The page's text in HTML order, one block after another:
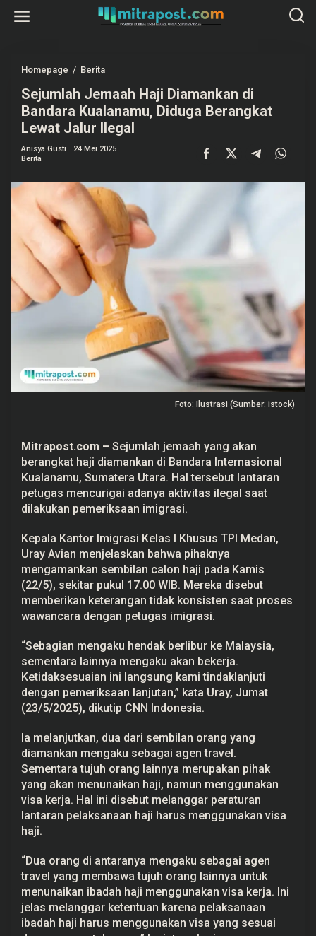
Homepage / Berita
j
u
m
l
a
h
J
a
H
a
D
i
a
m
n
k
a
d
u
a
l
a
n
a
u
D
i
d
u
g
B
r
a
n
g
a
t
w
a
t
J
a
l
u
r
I
g
a
l
Sejumlah Jemaah Haji Diamankan di
Bandara Kualanamu, Diduga Berangkat
Lewat Jalur Ilegal
Anisya Gusti
24 Mei 2025
Berita
Foto: Ilustrasi (Sumber: istock)
Mitrapost.com – Sejumlah jemaah yang akan
berangkat haji diamankan di Bandara Internasional
Kualanamu, Sumatera Utara. Hal tersebut lantaran
petugas mencurigai adanya aktivitas ilegal saat
dilakukan pemeriksaan imigrasi.
Kepala Kantor Imigrasi Kelas I Khusus TPI Medan,
Uray Avian menjelaskan bahwa pihaknya
mengamankan sembilan calon haji pada Kamis
(22/5), sekitar pukul 17.00 WIB. Mereka disebut
memberikan keterangan tidak konsisten saat proses
wawancara dengan petugas imigrasi.
“Sebagian mengaku hendak berlibur ke Malaysia,
sementara lainnya mengaku akan bekerja.
Ketidaksesuaian ini langsung kami tindaklanjuti
dengan pemeriksaan lanjutan,” kata Uray, Jumat
(23/5/2025), dikutip CNN Indonesia.
Ia melanjutkan, dua dari sembilan orang yang
diamankan mengaku sebagai agen travel.
Sementara tujuh orang lainnya merupakan pihak
yang akan menunaikan haji, namun menggunakan
visa kerja. Hal ini disebut melanggar peraturan
lantaran pelaksanaan haji harus menggunakan visa
haji.
“Dua orang di antaranya mengaku sebagai agen
travel yang membawa tujuh orang lainnya untuk
menunaikan ibadah haji menggunakan visa kerja. Ini
jelas melanggar ketentuan karena pelaksanaan
ibadah haji harus menggunakan visa yang sesuai